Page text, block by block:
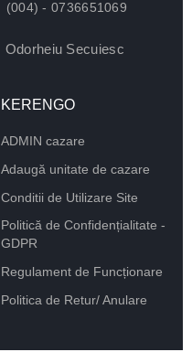
(004) - 0736651069
Odorheiu Secuiesc
KERENGO
ADMIN cazare
Adaugă unitate de cazare
Conditii de Utilizare Site
Politică de Confidențialitate -
GDPR
Regulament de Funcționare
Politica de Retur/ Anulare